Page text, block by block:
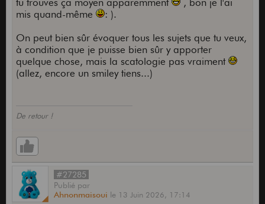
mis quand-même
: ).
On peut bien sûr évoquer tous les sujets que tu veux,
à condition que je puisse bien sûr y apporter
quelque chose, mais la scatologie pas vraiment
(allez, encore un smiley tiens...)
De retour !
#27285
Publié par
Ahnonmaisoui le 13 Juin 2026, 17:14